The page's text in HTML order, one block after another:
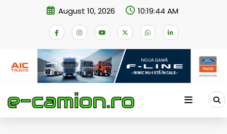
August 10, 2026 10:19:44 AM